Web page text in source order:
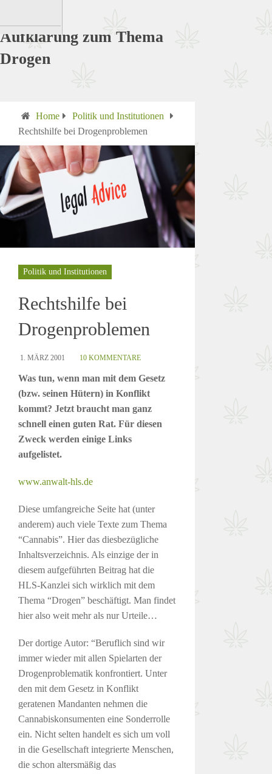
Aufklärung zum Thema
Drogen
Home
Politik und Institutionen
Rechtshilfe bei Drogenproblemen
Politik und Institutionen
Rechtshilfe bei
Drogenproblemen
1. MÄRZ 2001 10 KOMMENTARE
Was tun, wenn man mit dem Gesetz
(bzw. seinen Hütern) in Konflikt
kommt? Jetzt braucht man ganz
schnell einen guten Rat. Für diesen
Zweck werden einige Links
aufgelistet.
www.anwalt-hls.de
Diese umfangreiche Seite hat (unter
anderem) auch viele Texte zum Thema
“Cannabis”. Hier das diesbezügliche
Inhaltsverzeichnis. Als einzige der in
diesem aufgeführten Beitrag hat die
HLS-Kanzlei sich wirklich mit dem
Thema “Drogen” beschäftigt. Man findet
hier also weit mehr als nur Urteile…
Der dortige Autor: “Beruflich sind wir
immer wieder mit allen Spielarten der
Drogenproblematik konfrontiert. Unter
den mit dem Gesetz in Konflikt
geratenen Mandanten nehmen die
Cannabiskonsumenten eine Sonderrolle
ein. Nicht selten handelt es sich um voll
in die Gesellschaft integrierte Menschen,
die schon altersmäßig das